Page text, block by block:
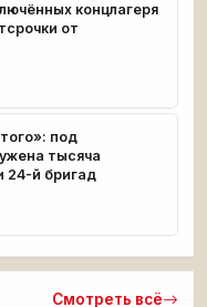
концлагеря
от
под
тысяча
24-й бригад
Смотреть всё